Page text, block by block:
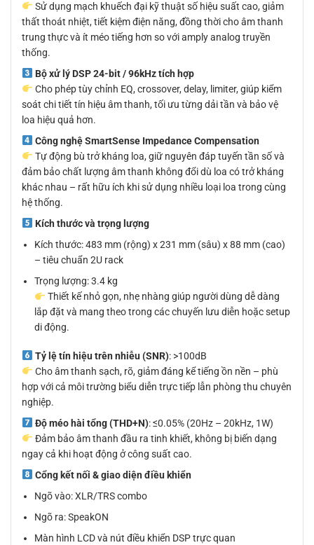
Sử dụng mạch khuếch đại kỹ thuật số hiệu suất cao, giảm
thất thoát nhiệt, tiết kiệm điện năng, đồng thời cho âm thanh
trung thực và ít méo tiếng hơn so với amply analog truyền
thống.
Bộ xử lý DSP 24-bit / 96kHz tích hợp
Cho phép tùy chỉnh EQ, crossover, delay, limiter, giúp kiểm
soát chi tiết tín hiệu âm thanh, tối ưu từng dải tần và bảo vệ
loa hiệu quả hơn.
Công nghệ SmartSense Impedance Compensation
Tự động bù trở kháng loa, giữ nguyên đáp tuyến tần số và
đảm bảo chất lượng âm thanh không đổi dù loa có trở kháng
khác nhau – rất hữu ích khi sử dụng nhiều loại loa trong cùng
hệ thống.
Kích thước và trọng lượng
Kích thước: 483 mm (rộng) x 231 mm (sâu) x 88 mm (cao)
– tiêu chuẩn 2U rack
Trọng lượng: 3.4 kg
Thiết kế nhỏ gọn, nhẹ nhàng giúp người dùng dễ dàng
lắp đặt và mang theo trong các chuyến lưu diễn hoặc setup
di động.
Tỷ lệ tín hiệu trên nhiễu (SNR): >100dB
Cho âm thanh sạch, rõ, giảm đáng kể tiếng ồn nền – phù
hợp với cả môi trường biểu diễn trực tiếp lẫn phòng thu chuyên
nghiệp.
Độ méo hài tổng (THD+N): ≤0.05% (20Hz – 20kHz, 1W)
Đảm bảo âm thanh đầu ra tinh khiết, không bị biến dạng
ngay cả khi hoạt động ở công suất cao.
Cổng kết nối & giao diện điều khiển
Ngõ vào: XLR/TRS combo
Ngõ ra: SpeakON
Màn hình LCD và nút điều khiển DSP trực quan